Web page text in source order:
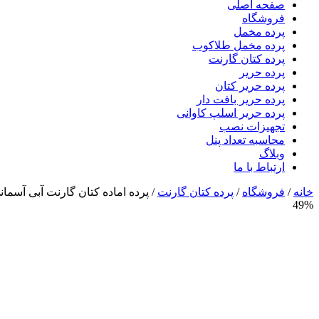
صفحه اصلی
فروشگاه
پرده مخمل
پرده مخمل طلاکوب
پرده کتان گارنت
پرده حریر
پرده حریر کتان
پرده حریر بافت دار
پرده حریر اسلپ کاوانی
تجهیزات نصب
محاسبه تعداد پنل
وبلاگ
ارتباط با ما
خانه / فروشگاه / پرده کتان گارنت / پرده اماده کتان گارنت آبی
49%